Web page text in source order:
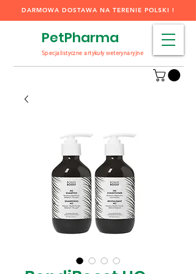
DARMOWA DOSTAWA NA TERENIE POLSKI !
PetPharma
Specjalistyczne artykuły weterynaryjne